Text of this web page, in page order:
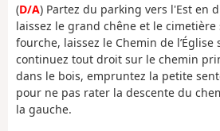
(D/A) Partez du parking vers l'Est en
laissez le grand chêne et le
fourche, laissez le Chemin de
continuez tout droit sur le chemin
dans le bois, empruntez la petite
pour ne pas rater la descente du
la gauche.